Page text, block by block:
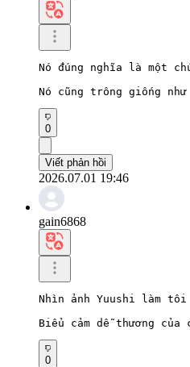
Nó đúng nghĩa là một
Nó cũng trông giống
0
Viết phản hồi
2026.07.01 19:46
gain6868
Nhìn ảnh Yuushi làm
Biểu cảm dễ thương
0